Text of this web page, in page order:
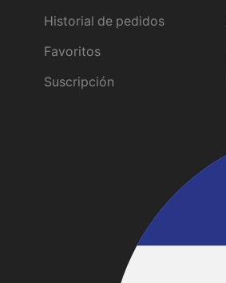
Historial de pedidos
Favoritos
Suscripción